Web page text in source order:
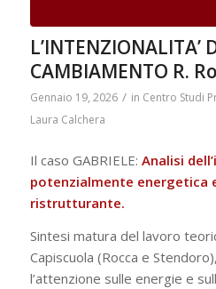
L’INTENZIONALITA’
CAMBIAMENTO R.
Gennaio 19, 2026 / in Centro Studi
Laura Calchera
Il caso GABRIELE: Analisi
potenzialmente energetica
ristrutturante.
Sintesi matura del lavoro
Capiscuola (Rocca e
l’attenzione sulle energie e